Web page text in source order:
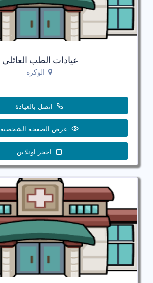
عيادات الطب العائلى
الوكره
اتصل بالعيادة
عرض الصفحة الشخصية
احجز اونلاين